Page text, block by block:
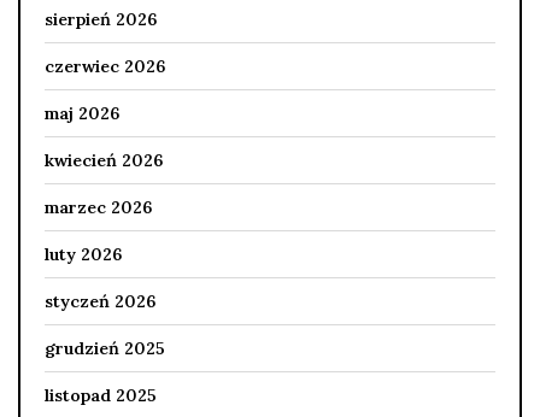
sierpień 2026
czerwiec 2026
maj 2026
kwiecień 2026
marzec 2026
luty 2026
styczeń 2026
grudzień 2025
listopad 2025